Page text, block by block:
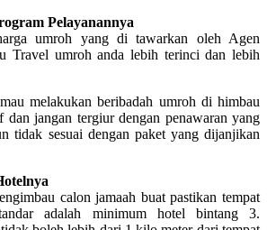
Pelayanannya
umroh yang di tawarkan oleh Agen
Travel umroh anda lebih terinci dan lebih
melakukan beribadah umroh di himbau
jangan tergiur dengan penawaran yang
tidak sesuai dengan paket yang dijanjikan
calon jamaah buat pastikan tempat
adalah minimum hotel bintang 3.